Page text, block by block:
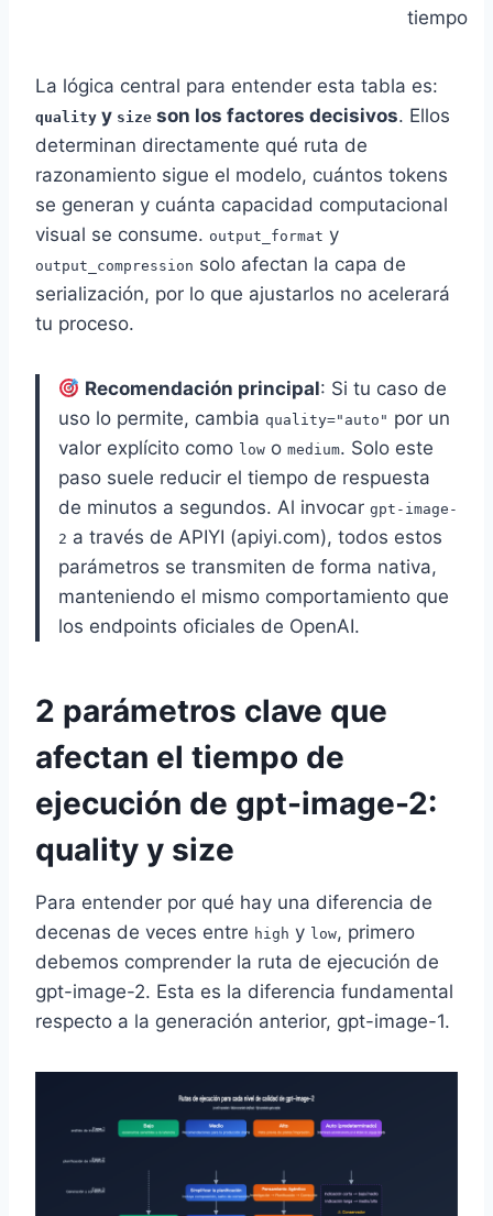
tiempo
La lógica central para entender esta tabla es:
quality y size son los factores decisivos. Ellos
determinan directamente qué ruta de
razonamiento sigue el modelo, cuántos tokens
se generan y cuánta capacidad computacional
visual se consume. output_format y
output_compression solo afectan la capa de
serialización, por lo que ajustarlos no acelerará
tu proceso.
Recomendación principal: Si tu caso de
uso lo permite, cambia quality="auto" por un
valor explícito como low o medium. Solo este
paso suele reducir el tiempo de respuesta
de minutos a segundos. Al invocar gpt-image-
2 a través de APIYI (apiyi.com), todos estos
parámetros se transmiten de forma nativa,
manteniendo el mismo comportamiento que
los endpoints oficiales de OpenAI.
2 parámetros clave que
afectan el tiempo de
ejecución de gpt-image-2:
quality y size
Para entender por qué hay una diferencia de
decenas de veces entre high y low, primero
debemos comprender la ruta de ejecución de
gpt-image-2. Esta es la diferencia fundamental
respecto a la generación anterior, gpt-image-1.